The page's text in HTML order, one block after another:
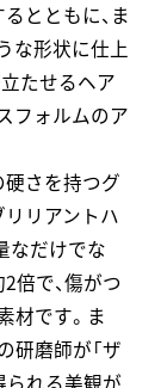
とともに、ま
な形状に仕上
たせるヘア
フォルムのア
さを持つグ
リアントハ
なだけでな
倍で、傷がつ
材です。ま
研磨師が「ザ